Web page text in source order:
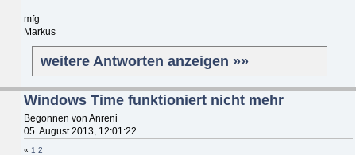
mfg
Markus
weitere Antworten anzeigen »»
Windows Time funktioniert nicht mehr
Begonnen von Anreni
05. August 2013, 12:01:22
« 1 2